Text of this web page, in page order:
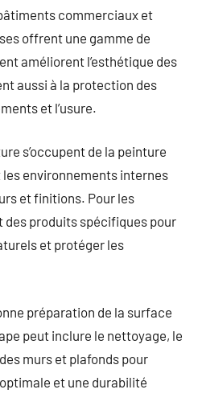
commerciaux et
offrent une gamme de
améliorent l’esthétique des
aussi à la protection des
et l’usure.
s’occupent de la peinture
environnements internes
et finitions. Pour les
produits spécifiques pour
et protéger les
préparation de la surface
peut inclure le nettoyage, le
murs et plafonds pour
et une durabilité